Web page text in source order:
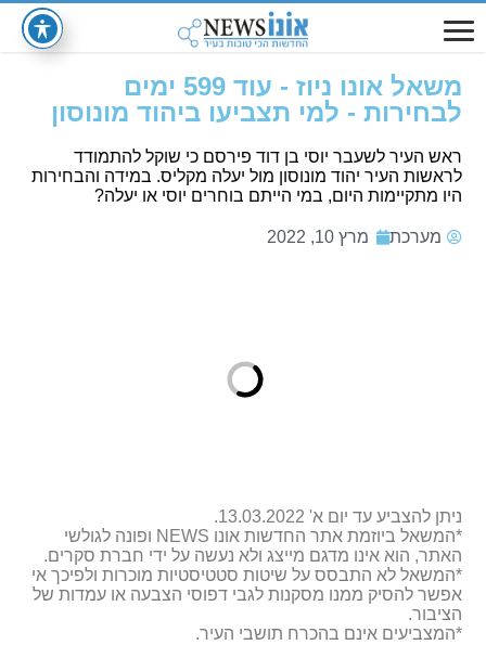
משאל אונו ניוז - עוד 599 ימים
לבחירות - למי תצביעו ביהוד מונוסון
ראש העיר לשעבר יוסי בן דוד פירסם כי שוקל להתמודד
לראשות העיר יהוד מונוסון מול יעלה מקליס. במידה והבחירות
היו מתקיימות היום, במי הייתם בוחרים יוסי או יעלה?
מערכת מרץ 10, 2022
ניתן להצביע עד יום א' 13.03.2022.
*המשאל ביוזמת אתר החדשות אונו NEWS ופונה לגולשי
האתר, הוא אינו מדגם מייצג ולא נעשה על ידי חברת סקרים.
*המשאל לא התבסס על שיטות סטטיסטיות מוכרות ולפיכך אי
אפשר להסיק ממנו מסקנות לגבי דפוסי הצבעה או עמדות של
הציבור.
*המצביעים אינם בהכרח תושבי העיר.